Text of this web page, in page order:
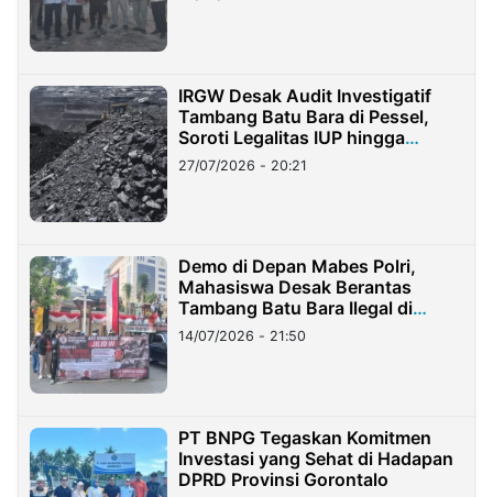
IRGW Desak Audit Investigatif
Tambang Batu Bara di Pessel,
Soroti Legalitas IUP hingga
Stockpile
27/07/2026 - 20:21
Demo di Depan Mabes Polri,
Mahasiswa Desak Berantas
Tambang Batu Bara Ilegal di
Lampung
14/07/2026 - 21:50
PT BNPG Tegaskan Komitmen
Investasi yang Sehat di Hadapan
DPRD Provinsi Gorontalo